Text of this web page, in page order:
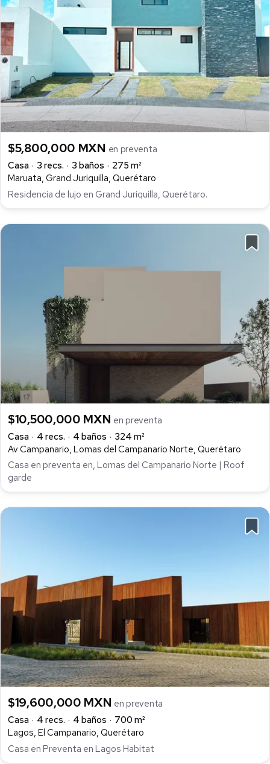
$5,800,000 MXN en preventa
Casa
3 recs. 3 baños
275 m²
Maruata, Grand Juriquilla, Querétaro
Residencia de lujo en Grand Juriquilla, Querétaro.
$10,500,000 MXN en preventa
Casa
4 recs. 4 baños
324 m²
Av Campanario, Lomas del Campanario Norte, Querétaro
Casa en preventa en, Lomas del Campanario Norte | Roof
garde
$19,600,000 MXN en preventa
Casa
4 recs. 4 baños
700 m²
Lagos, El Campanario, Querétaro
Casa en Preventa en Lagos Habitat